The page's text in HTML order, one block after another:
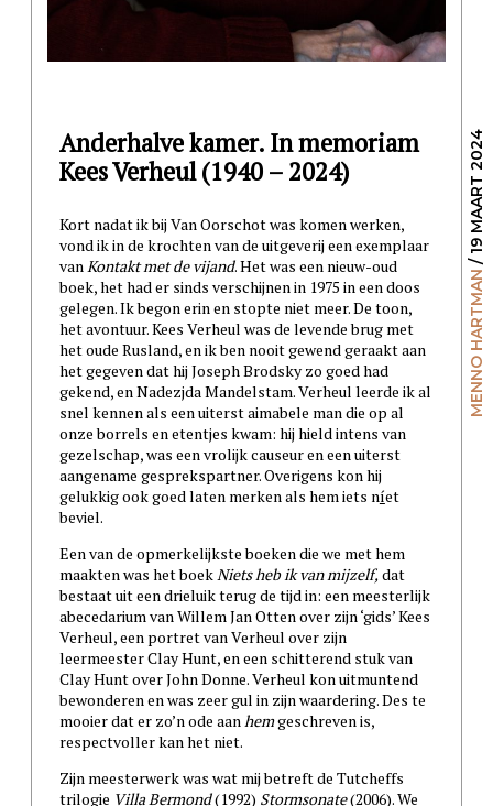
MENNO HARTMAN
/ 19 MAART 2024
Anderhalve kamer. In memoriam
Kees Verheul (1940 – 2024)
Kort nadat ik bij Van Oorschot was komen werken,
vond ik in de krochten van de uitgeverij een exemplaar
vanKontakt met de vijand. Het was een nieuw-oud
boek, het had er sinds verschijnen in 1975 in een doos
gelegen. Ik begon erin en stopte niet meer. De toon,
het avontuur. Kees Verheul was de levende brug met
het oude Rusland, en ik ben nooit gewend geraakt aan
het gegeven dat hij Joseph Brodsky zo goed had
gekend, en Nadezjda Mandelstam. Verheul leerde ik al
snel kennen als een uiterst aimabele man die op al
onze borrels en etentjes kwam: hij hield intens van
gezelschap, was een vrolijk causeur en een uiterst
aangename gesprekspartner. Overigens kon hij
gelukkig ook goed laten merken als hem iets níet
beviel.
Een van de opmerkelijkste boeken die we met hem
maakten was het boekNiets heb ik van mijzelf,dat
bestaat uit een drieluik terug de tijd in: een meesterlijk
abecedarium van Willem Jan Otten over zijn ‘gids’ Kees
Verheul, een portret van Verheul over zijn
leermeester Clay Hunt, en een schitterend stuk van
Clay Hunt over John Donne. Verheul kon uitmuntend
bewonderen en was zeer gul in zijn waardering. Des te
mooier dat er zo’n ode aanhemgeschreven is,
respectvoller kan het niet.
Zijn meesterwerk was wat mij betreft de Tutcheffs
trilogie Villa Bermond(1992) Stormsonate(2006). We